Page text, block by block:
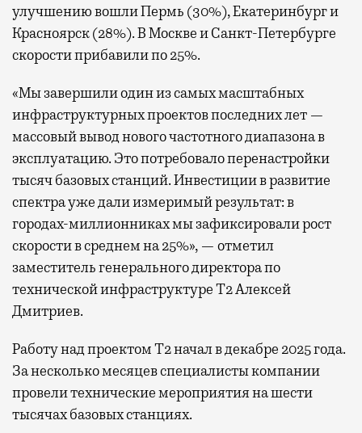
улучшению вошли Пермь (30%), Екатеринбург и
Красноярск (28%). В Москве и Санкт-Петербурге
скорости прибавили по 25%.
«Мы завершили один из самых масштабных
инфраструктурных проектов последних лет —
массовый вывод нового частотного диапазона в
эксплуатацию. Это потребовало перенастройки
тысяч базовых станций. Инвестиции в развитие
спектра уже дали измеримый результат: в
городах-миллионниках мы зафиксировали рост
скорости в среднем на 25%», — отметил
заместитель генерального директора по
технической инфраструктуре Т2 Алексей
Дмитриев.
Работу над проектом Т2 начал в декабре 2025 года.
За несколько месяцев специалисты компании
провели технические мероприятия на шести
тысячах базовых станциях.